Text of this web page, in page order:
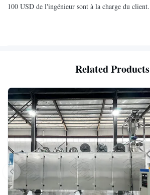
100 USD de l'ingénieur sont à la charge du client.
Related Products